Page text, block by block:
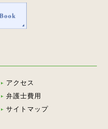
アクセス
弁護士費用
サイトマップ